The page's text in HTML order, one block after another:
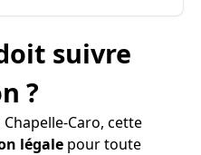
suivre
?
Chapelle-Caro, cette
légale pour toute